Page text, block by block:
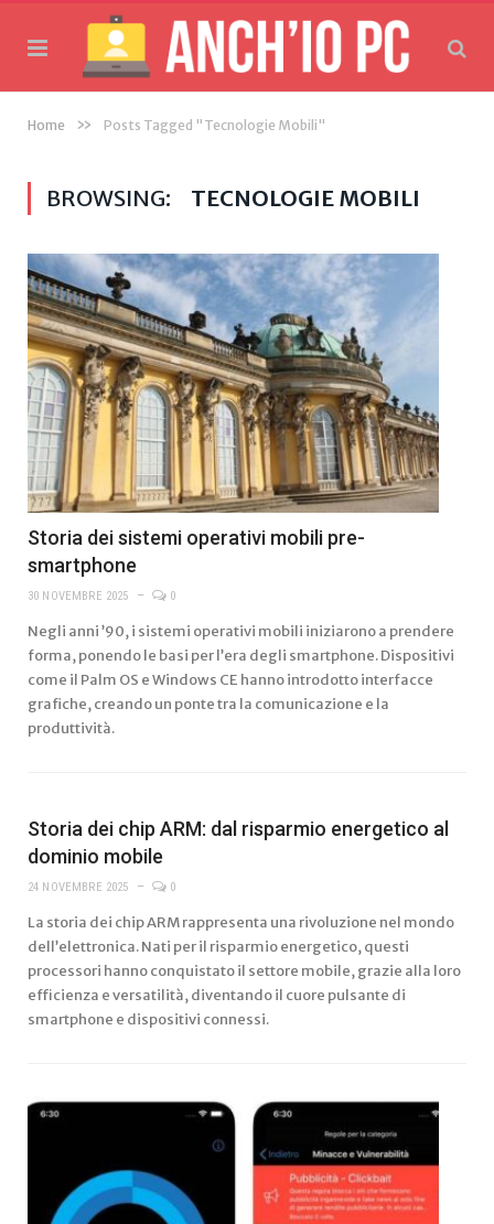
Home » Posts Tagged "Tecnologie Mobili"
BROWSING: TECNOLOGIE MOBILI
Storia dei sistemi operativi mobili pre-
smartphone
30 NOVEMBRE 2025 0
Negli anni ’90, i sistemi operativi mobili iniziarono a prendere
forma, ponendo le basi per l’era degli smartphone. Dispositivi
come il Palm OS e Windows CE hanno introdotto interfacce
grafiche, creando un ponte tra la comunicazione e la
produttività.
Storia dei chip ARM: dal risparmio energetico al
dominio mobile
24 NOVEMBRE 2025 0
La storia dei chip ARM rappresenta una rivoluzione nel mondo
dell’elettronica. Nati per il risparmio energetico, questi
processori hanno conquistato il settore mobile, grazie alla loro
efficienza e versatilità, diventando il cuore pulsante di
smartphone e dispositivi connessi.